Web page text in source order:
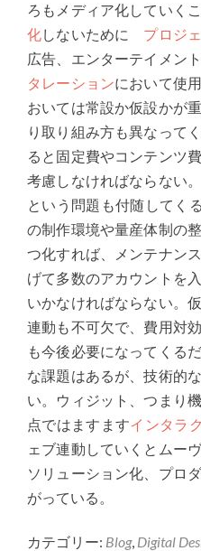
ろもメディア化していく
化しないために プロジ
広告、エンターテイメン
タレーションにおいて使
おいては常設か仮設かが
り取り組み方も異なって
ると固定費やコンテンツ
考慮しなければならない
という問題も付随してく
の制作環境や量産体制の
つ化すれば、メンテナン
げて多数のアカウントを
いかなければならない。
連動も不可欠で、費用対
も今後必要になってくる
な課題はあるが、技術的
い。ウィジット、つまり
点ではますますインタラ
ェブ連動していくとムー
ソリューション化、プロ
がっている。
カテゴリー: Blog, Digital